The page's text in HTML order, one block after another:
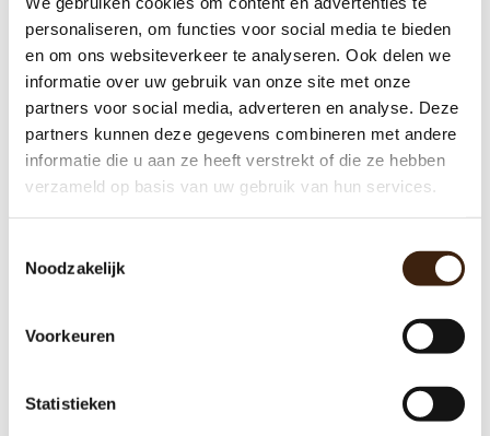
personaliseren, om functies voor social media te bieden
en om ons websiteverkeer te analyseren. Ook delen we
informatie over uw gebruik van onze site met onze
partners voor social media, adverteren en analyse. Deze
partners kunnen deze gegevens combineren met andere
informatie die u aan ze heeft verstrekt of die ze hebben
verzameld op basis van uw gebruik van hun services.
Noodzakelijk
Voorkeuren
Statistieken
Bravilor mixermotor compleet -
nieuw
€76,00
Toevoegen aan winkelwagen